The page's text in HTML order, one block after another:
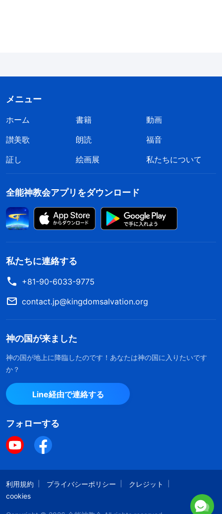
てしまった。昨日は神の御子だったのに、今日は神
の敵、サタンの子孫になってしまった。昨日は神の
穴が私の終着点で、永遠に懲罰を受けることにな
る。神が祝福を授けてくださらないのなら、どうし
てさらに私を罰せられる必要があるのだろうか。私
はいったい何をしてしまったのか。これはいったい
何のためなのか」私はこの現実に向き合いたくあり
ませんでした。この種の現実に向き合えなかったの
です。目を閉じて、このことについてこれ以上考え
あってほしいと強く願いました。
それ以降、自分は効力者なのだと考えたとた
読む気にもなれませんでした。しかし、神は非常に
葉には奥義が隅々まで行き渡っているだけでなく、
将来の大惨事に関する預言や神の国の前途といった
ことが含まれています。私はそのすべてについて知
りたかったので、まだ神の御言葉に背を向けること
ができませんでした。神の御言葉を読んでいると、
剃刀のように鋭い御言葉が心を何度も突き、神の裁
きと刑罰を受け入れずにはいられなくなりました。
神の裁きの威厳ある怒りが絶えず自分に向けられて
いると感じたのです。痛みはさておき、私は自分が
サタンによって堕落させられたという真実を知りま
した。私は赤い大きな竜の子であり、サタンの子孫
メニュー
ホーム 書籍
動画
讃美歌
朗読
福音
証し
絵画展 私たちについて
全能神教会アプリをダウンロード
私たちに連絡する
+81-90-6033-9775
contact.jp@kingdomsalvation.org
神の国が来ました
神の国が地上に降臨したのです！あなたは神の国に入りたいです
か？
Line経由で連絡する
フォローする
利用規約 プライバシーポリシー
クレジット
cookies